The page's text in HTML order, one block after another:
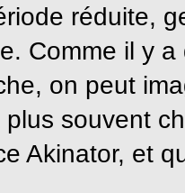
réduite,
Comme il y
on peut
plus souvent
Akinator, et